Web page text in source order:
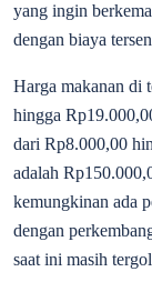
yang ingin
dengan biaya
Harga makanan di
hingga
dari Rp8.000,00
adalah
kemungkinan ada
dengan
saat ini masih